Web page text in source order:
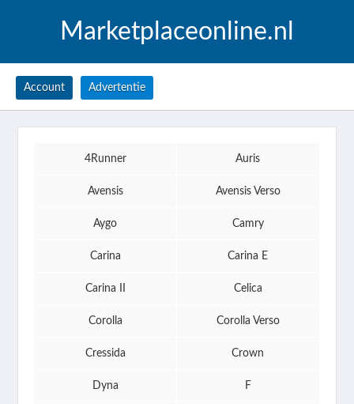
Marketplaceonline.nl
Account Advertentie
4Runner Auris
Avensis Avensis Verso
Aygo Camry
Carina Carina E
Carina II Celica
Corolla Corolla Verso
Cressida Crown
Dyna F